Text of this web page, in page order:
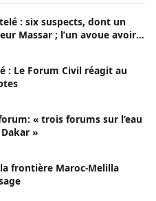
: six suspects, dont un
Massar ; l’un avoue avoir
: Le Forum Civil réagit au
« trois forums sur l’eau
»
frontière Maroc-Melilla